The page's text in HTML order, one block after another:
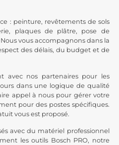
: peinture, revêtements de sols
plaques de plâtre, pose de
vous accompagnons dans la
des délais, du budget et de
avec nos partenaires pour les
dans une logique de qualité
appel à nous pour gérer votre
pour des postes spécifiques.
vous est proposé.
avec du matériel professionnel
les outils Bosch PRO, notre